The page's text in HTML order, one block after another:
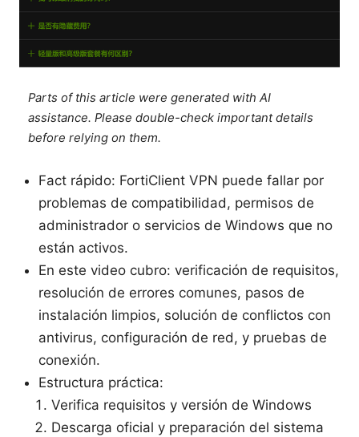
Parts of this article were generated with AI
assistance. Please double-check important details
before relying on them.
Fact rápido: FortiClient VPN puede fallar por
problemas de compatibilidad, permisos de
administrador o servicios de Windows que no
están activos.
En este video cubro: verificación de requisitos,
resolución de errores comunes, pasos de
instalación limpios, solución de conflictos con
antivirus, configuración de red, y pruebas de
conexión.
Estructura práctica:
Verifica requisitos y versión de Windows
Descarga oficial y preparación del sistema